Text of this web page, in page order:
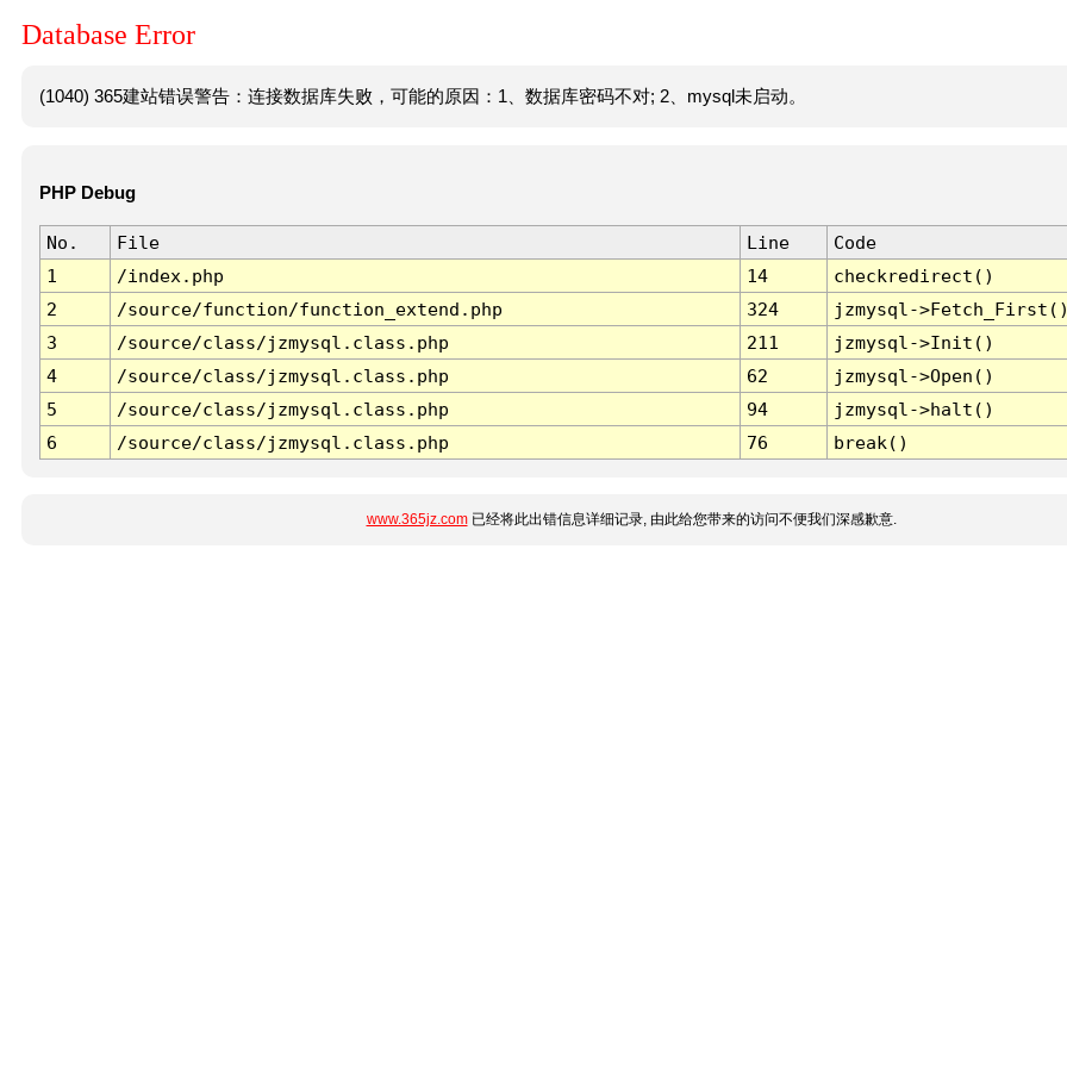
Database Error
(1040) 365建站错误警告：连接数据库失败，可能的原因：1、数据库密码不对; 2、mysql未启动。
PHP Debug
No. File Line
Code
1
/index.php 14
checkredirect()
2
/source/function/function_extend.php 324
jzmysql-
3
/source/class/jzmysql.class.php 211
jzmysql->Init()
4
/source/class/jzmysql.class.php 62
jzmysql->Open()
5
/source/class/jzmysql.class.php 94
jzmysql->halt()
6
/source/class/jzmysql.class.php 76 break()
www.365jz.com已经将此出错信息详细记录, 由此给您带来的访问不便我们深感歉意.